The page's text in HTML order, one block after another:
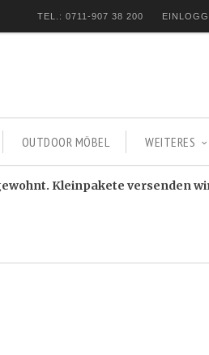
TEL.: 0711-907 38 200
OUTDOOR MÖBEL WEITERES
Kleinpakete versenden